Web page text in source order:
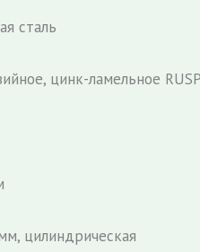
сталь
цинк-ламельное
цилиндрическая